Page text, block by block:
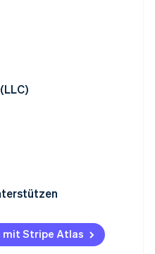
beantragen
vor Erhalt der EIN-
Stripe Atlas